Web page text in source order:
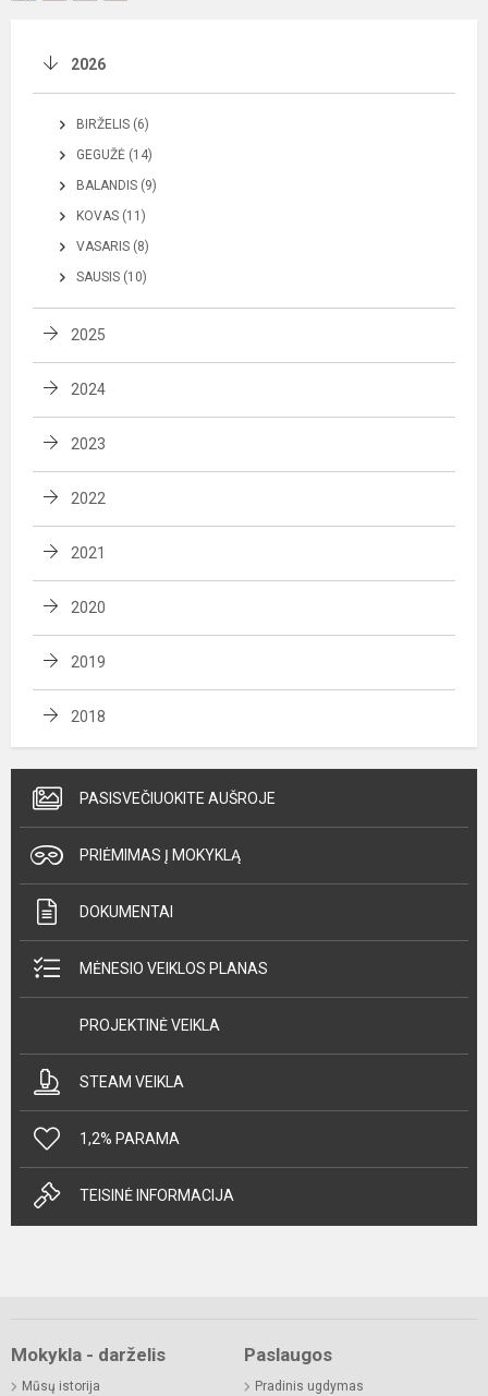
2026
BIRŽELIS (6)
GEGUŽĖ (14)
BALANDIS (9)
KOVAS (11)
VASARIS (8)
SAUSIS (10)
2025
2024
2023
2022
2021
2020
2019
2018
PASISVEČIUOKITE AUŠROJE
PRIĖMIMAS Į MOKYKLĄ
DOKUMENTAI
MĖNESIO VEIKLOS PLANAS
PROJEKTINĖ VEIKLA
STEAM VEIKLA
1,2% PARAMA
TEISINĖ INFORMACIJA
Mokykla - darželis
Mūsų istorija
Paslaugos
Pradinis ugdymas